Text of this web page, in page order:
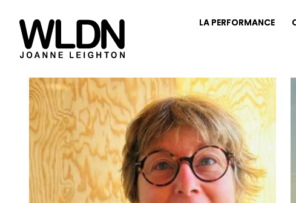
LA PERFORMANCE